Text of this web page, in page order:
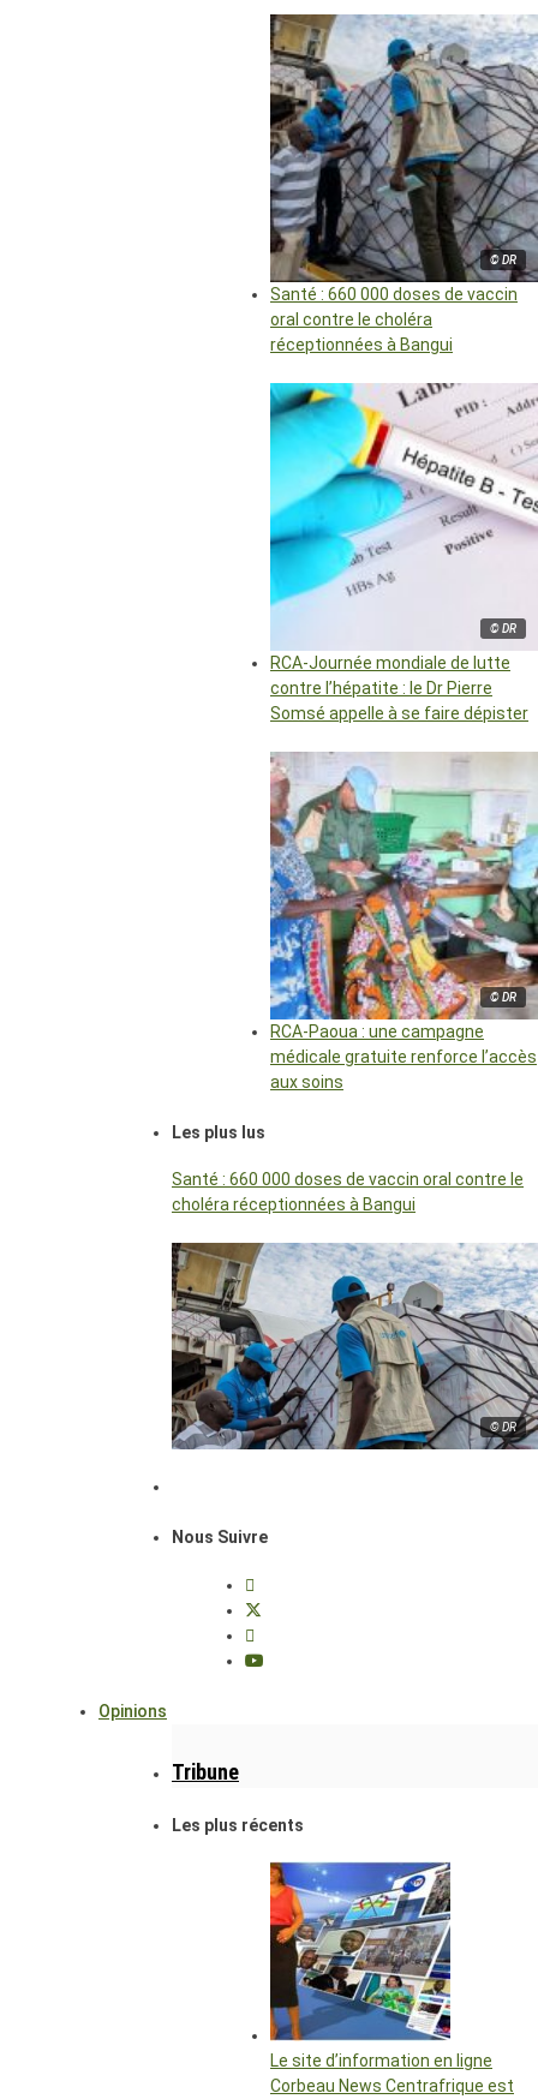
© DR
Santé : 660 000 doses de vaccin
oral contre le choléra
réceptionnées à Bangui
© DR
RCA-Journée mondiale de lutte
contre l’hépatite : le Dr Pierre
Somsé appelle à se faire dépister
© DR
RCA-Paoua : une campagne
médicale gratuite renforce l’accès
aux soins
Les plus lus
Santé : 660 000 doses de vaccin oral contre le
choléra réceptionnées à Bangui
© DR
Nous Suivre
Opinions
Tribune
Les plus récents
Le site d’information en ligne
Corbeau News Centrafrique est